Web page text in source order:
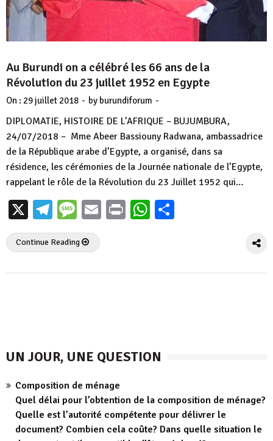
Au Burundi on a célébré les 66 ans de la
Révolution du 23 juillet 1952 en Egypte
On : 29 juillet 2018 - by burundiforum -
DIPLOMATIE, HISTOIRE DE L’AFRIQUE – BUJUMBURA,
24/07/2018 – Mme Abeer Bassiouny Radwana, ambassadrice
de la République arabe d’Egypte, a organisé, dans sa
résidence, les cérémonies de la Journée nationale de l’Egypte,
rappelant le rôle de la Révolution du 23 Juillet 1952 qui…
X Telegram
Message
EmailPrintWhatsApp
Continue Reading
UN JOUR, UNE QUESTION
Composition de ménage
Quel délai pour l’obtention de la composition de ménage?
Quelle est l’autorité compétente pour délivrer le
document? Combien cela coûte? Dans quelle situation le